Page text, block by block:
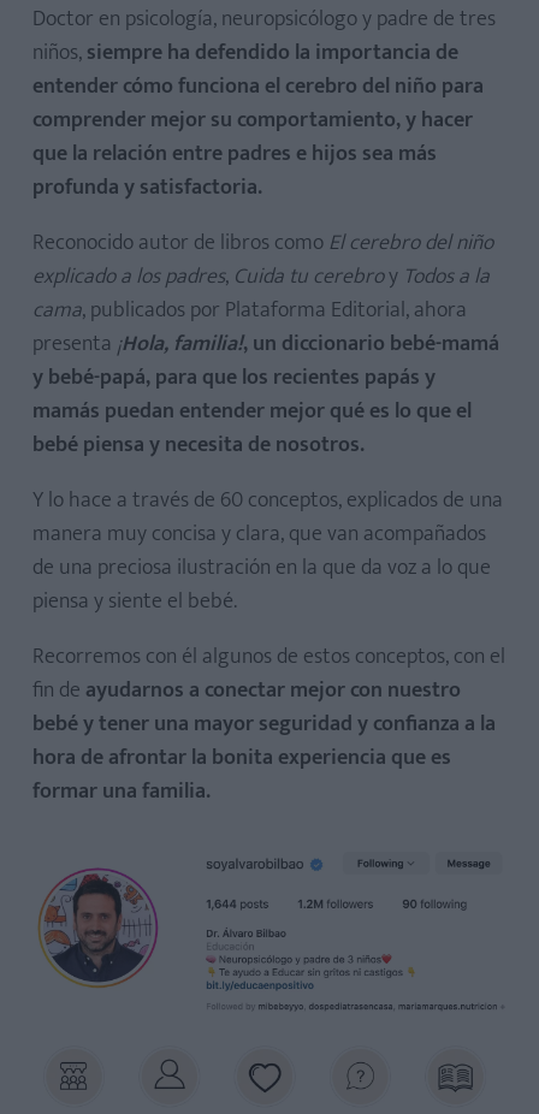
Doctor en psicología, neuropsicólogo y padre de tres
niños,siempre ha defendido la importancia de
entender cómo funciona el cerebro del niño para
comprender mejor su comportamiento, y hacer
que la relación entre padres e hijos sea más
profunda y satisfactoria.
Reconocido autor de libros como El cerebro del niño
explicado a los padres, Cuida tu cerebroy Todos a la
cama, publicados por Plataforma Editorial, ahora
presenta ¡Hola, familia!, un diccionario bebé-mamá
y bebé-papá, para que los recientes papás y
mamás puedan entender mejor qué es lo que el
bebé piensa y necesita de nosotros.
Y lo hace a través de 60 conceptos, explicados de una
manera muy concisa y clara, que van acompañados
de una preciosa ilustración en la que da voz a lo que
piensa y siente el bebé.
Recorremos con él algunos de estos conceptos, con el
fin de ayudarnos a conectar mejor con nuestro
bebé y tener una mayor seguridad y confianza a la
hora de afrontar la bonita experiencia que es
formar una familia.